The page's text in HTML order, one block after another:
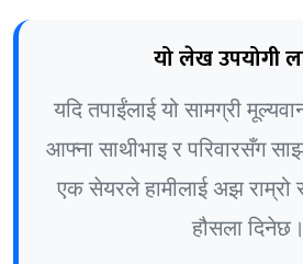
यो लेख उपयोगी
यदि तपाईंलाई यो सामग्री
आफ्ना साथीभाइ र परिवारसँग
एक सेयरले हामीलाई अझ राम्रो
हौसला दिनेछ।